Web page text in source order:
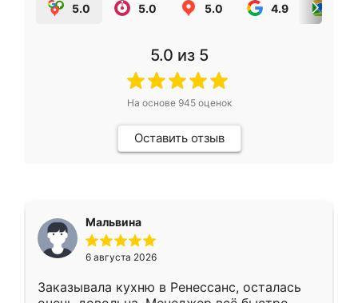
5.0 5.0 5.0 4.9
5.0 из 5
На основе 945оценок
Оставить отзыв
Мальвина
6 августа 2026
Заказывала кухню в Ренессанс, осталась